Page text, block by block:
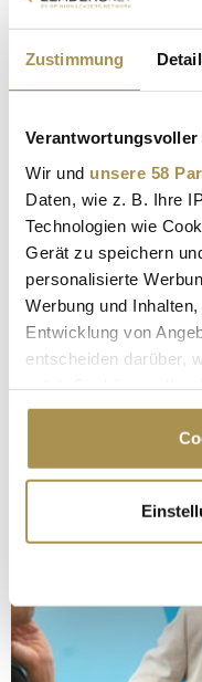
Zustimmung
Verantwortungsvoller
Wir und unsere 58
Daten, wie z. B. Ihre
Technologien wie
Gerät zu speichern
personalisierte
Werbung und
Entwicklung von
entscheiden darüber,
Cookie-Erklärung
Trigger Symbol
Informationen
erfassen, welche
bestimmten
Erfahren Sie mehr